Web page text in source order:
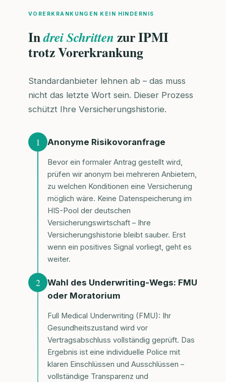
VORERKRANKUNGEN KEIN HINDERNIS
Indrei Schrittenzur IPMI
trotz Vorerkrankung
Standardanbieter lehnen ab – das muss
nicht das letzte Wort sein. Dieser Prozess
schützt Ihre Versicherungshistorie.
1 Anonyme Risikovoranfrage
Bevor ein formaler Antrag gestellt wird,
prüfen wir anonym bei mehreren Anbietern,
zu welchen Konditionen eine Versicherung
möglich wäre. Keine Datenspeicherung im
HIS-Pool der deutschen
Versicherungswirtschaft – Ihre
Versicherungshistorie bleibt sauber. Erst
wenn ein positives Signal vorliegt, geht es
weiter.
2
Wahl des Underwriting-Wegs: FMU
oder Moratorium
Full Medical Underwriting (FMU): Ihr
Gesundheitszustand wird vor
Vertragsabschluss vollständig geprüft. Das
Ergebnis ist eine individuelle Police mit
klaren Einschlüssen und Ausschlüssen –
vollständige Transparenz und